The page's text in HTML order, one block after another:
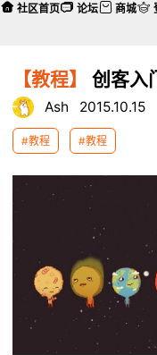
【教程】 创客入
Ash 2015.10.15
#教程 #教程
社区首页 论坛 商城